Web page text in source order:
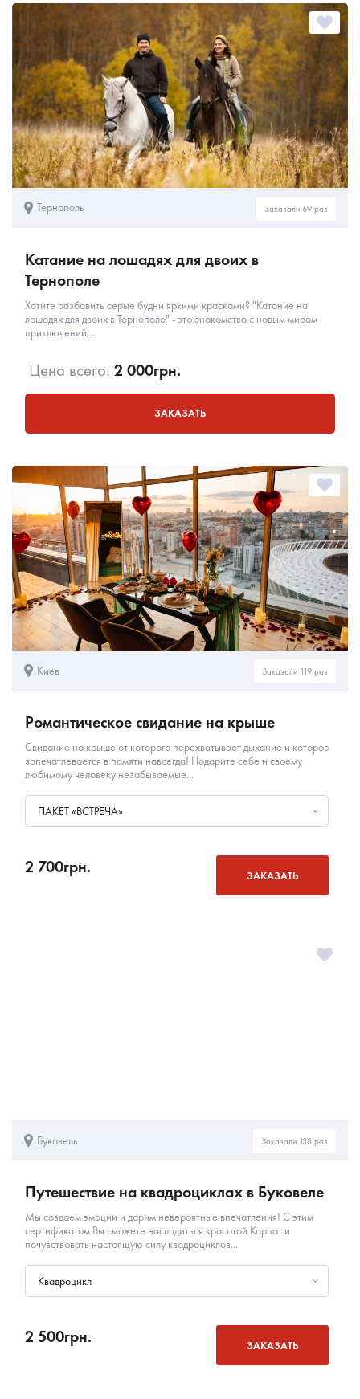
Тернополь Заказали 69 раз
Катание на лошадях для двоих в
Тернополе
Хотите разбавить серые будни яркими красками? "Катание на
лошадях для двоих в Тернополе" - это знакомство с новым миром
приключений,...
Цена всего: 2 000грн.
ЗАКАЗАТЬ
Киев Заказали 119 раз
Романтическое свидание на крыше
Свидание на крыше от которого перехватывает дыхание и которое
запечатлевается в памяти навсегда! Подарите себе и своему
любимому человеку незабываемые...
ПАКЕТ «ВСТРЕЧА»
2 700грн. ЗАКАЗАТЬ
Буковель Заказали 138 раз
Путешествие на квадроциклах в Буковеле
Мы создаем эмоции и дарим невероятные впечатления! С этим
сертификатом Вы сможете насладиться красотой Карпат и
почувствовать настоящую силу квадроциклов...
Квадроцикл
2 500грн. ЗАКАЗАТЬ